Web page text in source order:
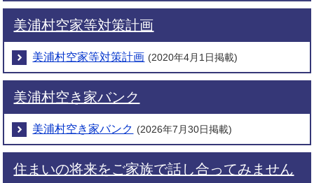
美浦村空家等対策計画
美浦村空家等対策計画 (2020年4月1日掲載)
美浦村空き家バンク
美浦村空き家バンク (2026年7月30日掲載)
住まいの将来をご家族で話し合ってみません